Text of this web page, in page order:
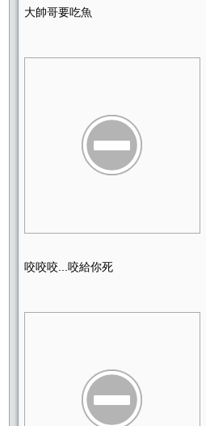
大帥哥要吃魚
咬咬咬...咬給你死